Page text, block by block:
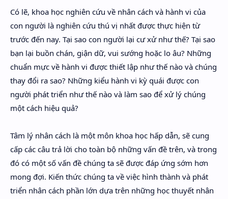
Hidden Menu
Hidden Menu
Có lẽ, khoa học nghiên cứu về nhân cách và hành vi của
con người là nghiên cứu thú vị nhất được thực hiện từ
trước đến nay. Tại sao con người lại cư xử như thế? Tại sao
bạn lại buồn chán, giận dữ, vui sướng hoặc lo âu? Những
chuẩn mực về hành vi được thiết lập như thế nào và chúng
thay đổi ra sao? Những kiểu hành vi kỳ quái được con
người phát triển như thế nào và làm sao để xử lý chúng
một cách hiệu quả?
Tâm lý nhân cách là một môn khoa học hấp dẫn, sẽ cung
cấp các câu trả lời cho toàn bộ những vấn đề trên, và trong
đó có một số vấn đề chúng ta sẽ được đáp ứng sớm hơn
mong đợi. Kiến thức chúng ta về việc hình thành và phát
triển nhân cách phần lớn dựa trên những học thuyết nhân